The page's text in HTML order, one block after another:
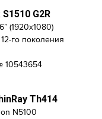
G2R
(1920x1080)
го поколения
10543654
Th414
N5100